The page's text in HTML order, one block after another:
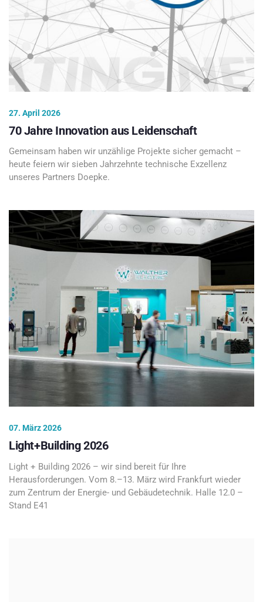
27. April 2026
70 Jahre Innovation aus Leidenschaft
Gemeinsam haben wir unzählige Projekte sicher gemacht –
heute feiern wir sieben Jahrzehnte technische Exzellenz
unseres Partners Doepke.
07. März 2026
Light+Building 2026
Light + Building 2026 – wir sind bereit für Ihre
Herausforderungen. Vom 8.–13. März wird Frankfurt wieder
zum Zentrum der Energie- und Gebäudetechnik. Halle 12.0 –
Stand E41